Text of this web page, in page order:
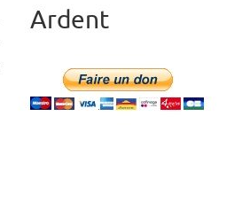
Ardent